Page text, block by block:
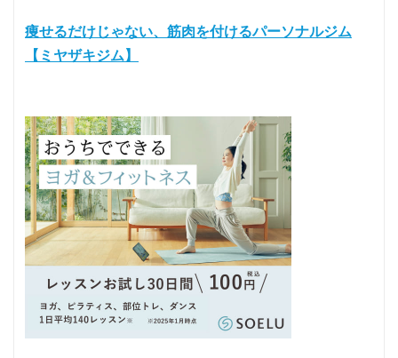
痩せるだけじゃない、筋肉を付けるパーソナルジム
【ミヤザキジム】